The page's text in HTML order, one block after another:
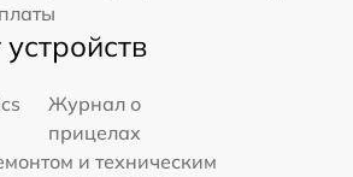
Журнал о
прицелах
и техническим